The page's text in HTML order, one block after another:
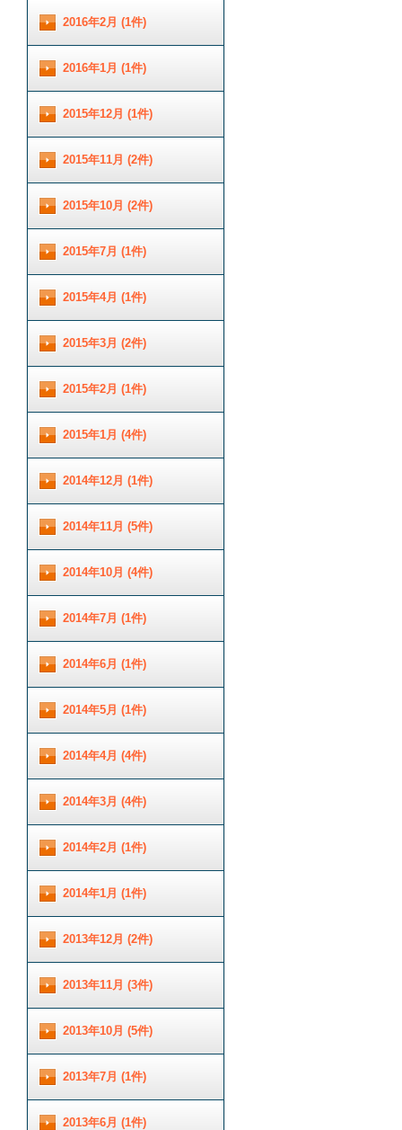
2016年2月 (1件)
2016年1月 (1件)
2015年12月 (1件)
2015年11月 (2件)
2015年10月 (2件)
2015年7月 (1件)
2015年4月 (1件)
2015年3月 (2件)
2015年2月 (1件)
2015年1月 (4件)
2014年12月 (1件)
2014年11月 (5件)
2014年10月 (4件)
2014年7月 (1件)
2014年6月 (1件)
2014年5月 (1件)
2014年4月 (4件)
2014年3月 (4件)
2014年2月 (1件)
2014年1月 (1件)
2013年12月 (2件)
2013年11月 (3件)
2013年10月 (5件)
2013年7月 (1件)
2013年6月 (1件)